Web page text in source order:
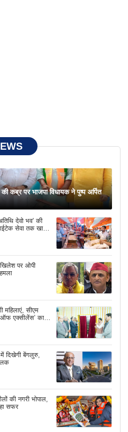
की कब्र पर भाजपा विधायक ने पुष्प अर्पित
देवो भव’ की
सेवा तक खास
पर ओपी
महिलाएं, सीएम
ऑफ एक्सीलेंस’ का
दिखेगी बेंगलुरु,
की नगरी भोपाल,
सफर